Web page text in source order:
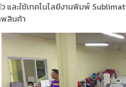
และใช้เทคโนโลยีงานพิมพ์
สินค้า